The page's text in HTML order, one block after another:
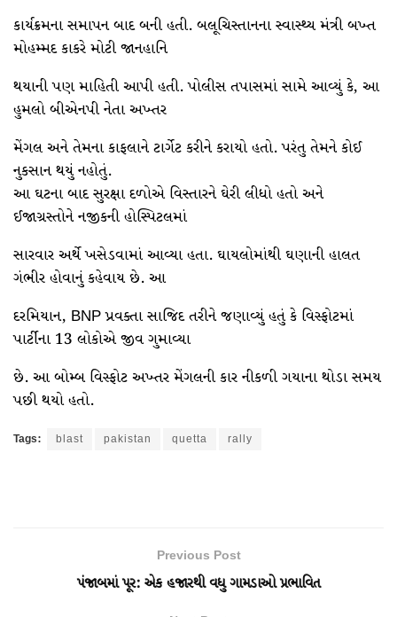
કાર્યક્રમના સમાપન બાદ બની હતી. બલૂચિસ્તાનના સ્વાસ્થ્ય મંત્રી બખ્ત
મોહમ્મદ કાકરે મોટી જાનહાનિ
થયાની પણ માહિતી આપી હતી. પોલીસ તપાસમાં સામે આવ્યું કે, આ
હુમલો બીએનપી નેતા અખ્તર
મેંગલ અને તેમના કાફલાને ટાર્ગેટ કરીને કરાયો હતો. પરંતુ તેમને કોઈ
નુકસાન થયું નહોતું.
આ ઘટના બાદ સુરક્ષા દળોએ વિસ્તારને ઘેરી લીધો હતો અને
ઈજાગ્રસ્તોને નજીકની હોસ્પિટલમાં
સારવાર અર્થે ખસેડવામાં આવ્યા હતા. ઘાયલોમાંથી ઘણાની હાલત
ગંભીર હોવાનું કહેવાય છે. આ
દરમિયાન, BNP પ્રવક્તા સાજિદ તરીને જણાવ્યું હતું કે વિસ્ફોટમાં
પાર્ટીના 13 લોકોએ જીવ ગુમાવ્યા
છે. આ બોમ્બ વિસ્ફોટ અખ્તર મેંગલની કાર નીકળી ગયાના થોડા સમય
પછી થયો હતો.
Tags: blast pakistan quetta rally
Previous Post
પંજાબમાં પૂર: એક હજારથી વધુ ગામડાઓ પ્રભાવિત